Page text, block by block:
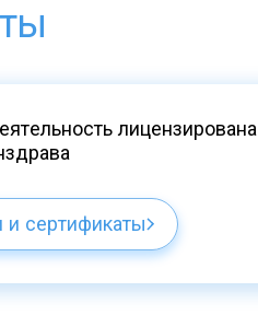
и сертификаты